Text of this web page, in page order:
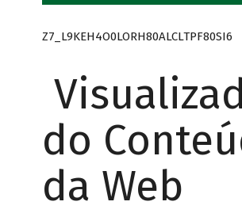
Z7_L9KEH4O0LORH80ALCLTPF80SI6
do
da Web